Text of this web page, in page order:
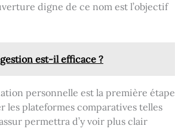
digne de ce nom est l’objectif
est-il efficace ?
personnelle est la première étape
les plateformes comparatives telles
permettra d’y voir plus clair